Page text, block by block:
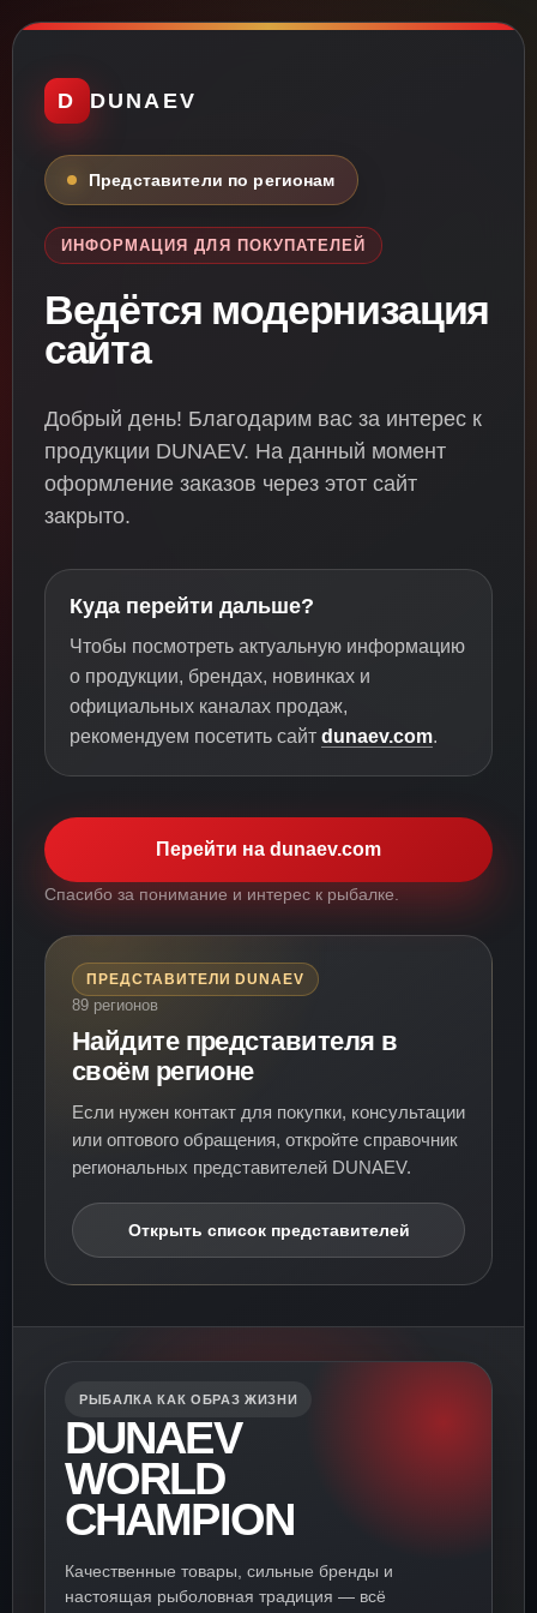
D DUNAEV
Представители по регионам
ИНФОРМАЦИЯ ДЛЯ ПОКУПАТЕЛЕЙ
Ведётся модернизация
сайта
Добрый день! Благодарим вас за интерес к
продукции DUNAEV. На данный момент
оформление заказов через этот сайт
закрыто.
Куда перейти дальше?
Чтобы посмотреть актуальную информацию
о продукции, брендах, новинках и
официальных каналах продаж,
рекомендуем посетить сайт dunaev.com.
Перейти на dunaev.com
Спасибо за понимание и интерес к рыбалке.
ПРЕДСТАВИТЕЛИ DUNAEV
89 регионов
Найдите представителя в
своём регионе
Если нужен контакт для покупки, консультации
или оптового обращения, откройте справочник
региональных представителей DUNAEV.
Открыть список представителей
РЫБАЛКА КАК ОБРАЗ ЖИЗНИ
DUNAEV
WORLD
CHAMPION
Качественные товары, сильные бренды и
настоящая рыболовная традиция — всё